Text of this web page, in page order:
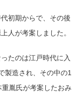
初期からで、その後
人が考案しました。
たのは江戸時代に入
製造され、その中の1
胤氏が考案したおみ